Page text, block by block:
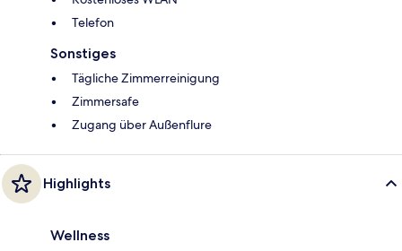
Telefon
Sonstiges
Tägliche Zimmerreinigung
Zimmersafe
Zugang über Außenflure
Highlights
Wellness